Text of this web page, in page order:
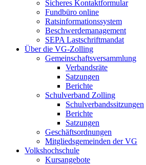
Sicheres Kontaktformular
Fundbüro online
Ratsinformationssystem
Beschwerdemanagement
SEPA Lastschriftmandat
Über die VG-Zolling
Gemeinschaftsversammlung
Verbandsräte
Satzungen
Berichte
Schulverband Zolling
Schulverbandssitzungen
Berichte
Satzungen
Geschäftsordnungen
Mitgliedsgemeinden der VG
Volkshochschule
Kursangebote